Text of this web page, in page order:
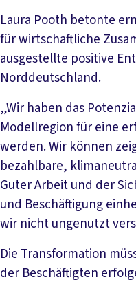
Laura Pooth betonte
für wirtschaftliche
ausgestellte positive
Norddeutschland.
„Wir haben das
Modellregion für eine
werden. Wir können
bezahlbare,
Guter Arbeit und der
und Beschäftigung
wir nicht ungenutzt
Die Transformation
der Beschäftigten